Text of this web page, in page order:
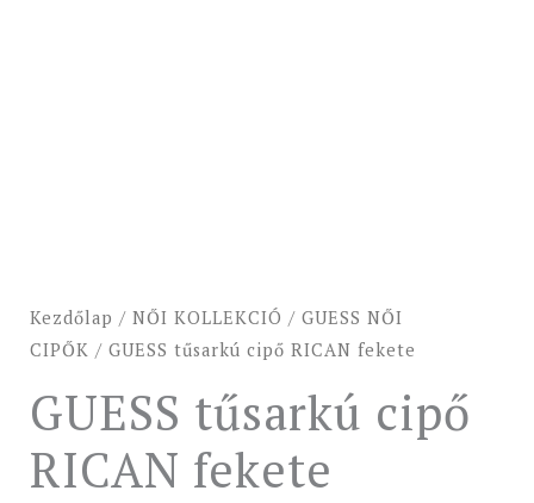
Kezdőlap / NŐI KOLLEKCIÓ / GUESS NŐI
CIPŐK / GUESS tűsarkú cipő RICAN fekete
GUESS tűsarkú cipő
RICAN fekete